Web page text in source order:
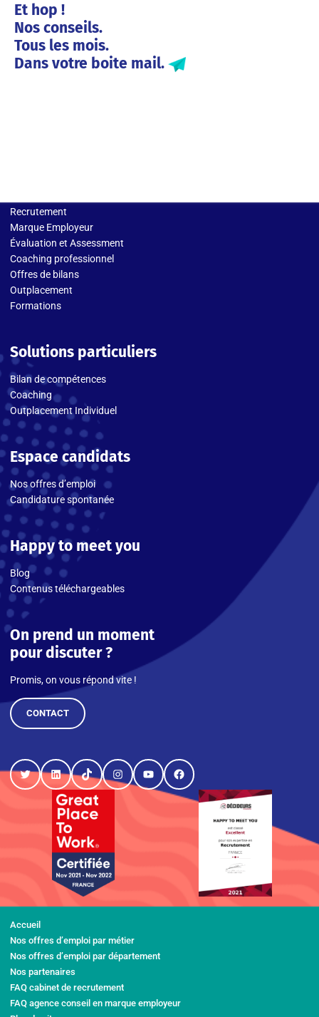
Et hop !
Nos conseils.
Tous les mois.
Dans votre boite mail.
Recrutement
Marque Employeur
Évaluation et Assessment
Coaching professionnel
Offres de bilans
Outplacement
Formations
Solutions particuliers
Bilan de compétences
Coaching
Outplacement Individuel
Espace candidats
Nos offres d’emploi
Candidature spontanée
Happy to meet you
Blog
Contenus téléchargeables
On prend un moment
pour discuter ?
Promis, on vous répond vite !
CONTACT
TwitterLinkedInTikTokInstagram
YouTubeFacebook
Accueil
Nos offres d’emploi par métier
Nos offres d’emploi par département
Nos partenaires
FAQ cabinet de recrutement
FAQ agence conseil en marque employeur